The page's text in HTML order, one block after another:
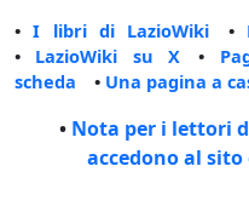
•I libri di LazioWiki •
• LazioWiki su X •
scheda • Una pagina a
• Nota per i lettori
accedono al